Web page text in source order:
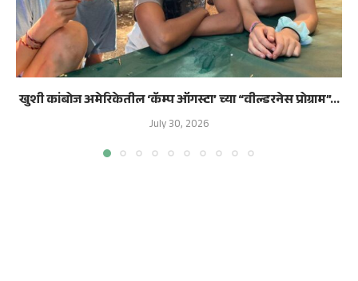
खुशी कांबोज अमेरिकेतील ‘कॅम्प ऑगस्टा’ च्या “वील्डरनेस प्रोग्राम”...
July 30, 2026